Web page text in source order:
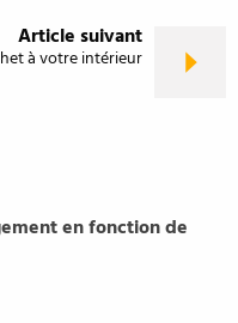
Article suivant
à votre intérieur
en fonction de